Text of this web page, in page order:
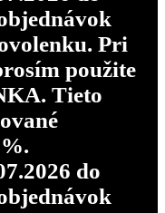
Pri
použite
Tieto
do